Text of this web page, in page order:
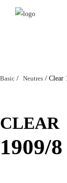
Basic / Neutres / Clear
CLEAR
1909/